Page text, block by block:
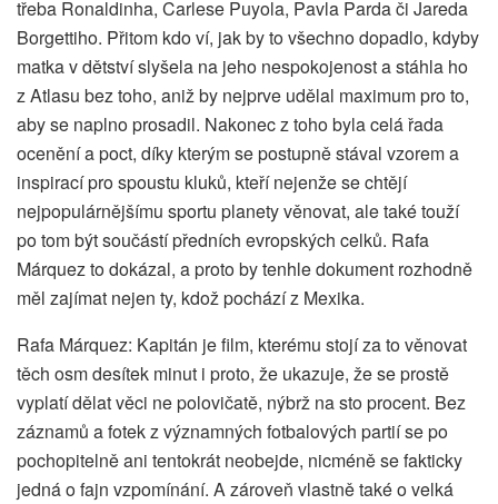
třeba Ronaldinha, Carlese Puyola, Pavla Parda či Jareda
Borgettiho. Přitom kdo ví, jak by to všechno dopadlo, kdyby
matka v dětství slyšela na jeho nespokojenost a stáhla ho
z Atlasu bez toho, aniž by nejprve udělal maximum pro to,
aby se naplno prosadil. Nakonec z toho byla celá řada
ocenění a poct, díky kterým se postupně stával vzorem a
inspirací pro spoustu kluků, kteří nejenže se chtějí
nejpopulárnějšímu sportu planety věnovat, ale také touží
po tom být součástí předních evropských celků. Rafa
Márquez to dokázal, a proto by tenhle dokument rozhodně
měl zajímat nejen ty, kdož pochází z Mexika.
Rafa Márquez: Kapitán je film, kterému stojí za to věnovat
těch osm desítek minut i proto, že ukazuje, že se prostě
vyplatí dělat věci ne polovičatě, nýbrž na sto procent. Bez
záznamů a fotek z významných fotbalových partií se po
pochopitelně ani tentokrát neobejde, nicméně se fakticky
jedná o fajn vzpomínání. A zároveň vlastně také o velká